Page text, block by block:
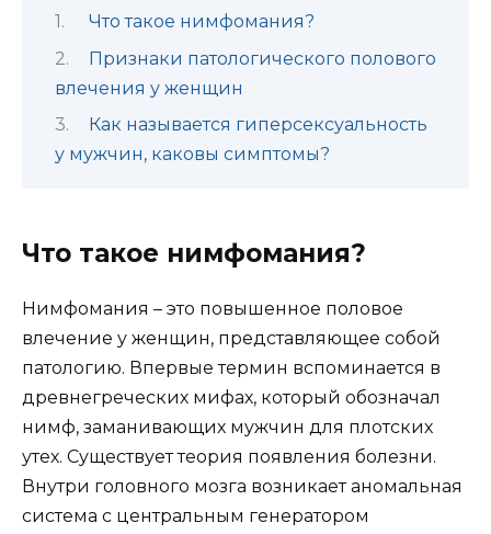
Что такое нимфомания?
Признаки патологического полового
влечения у женщин
Как называется гиперсексуальность
у мужчин, каковы симптомы?
Что такое нимфомания?
Нимфомания – это повышенное половое
влечение у женщин, представляющее собой
патологию. Впервые термин вспоминается в
древнегреческих мифах, который обозначал
нимф, заманивающих мужчин для плотских
утех. Существует теория появления болезни.
Внутри головного мозга возникает аномальная
система с центральным генератором